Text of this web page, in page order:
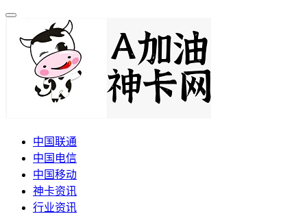
中国联通
中国电信
中国移动
神卡资讯
行业资讯